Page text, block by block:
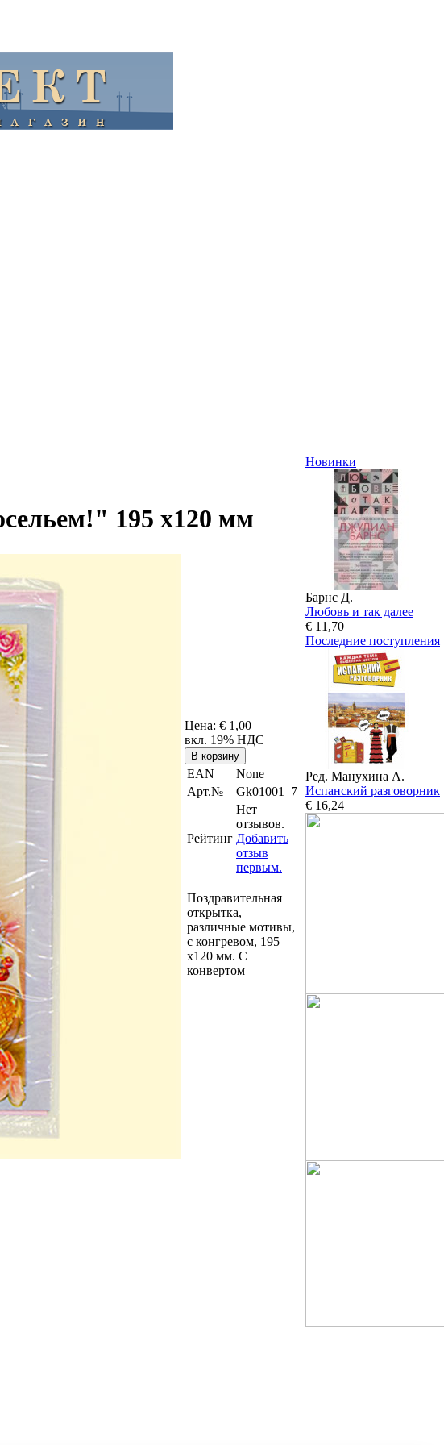
195 х120 мм
Цена: € 1,00
вкл. 19% НДС
EAN
None
Арт.№
Gk01001_7
Рейтинг
Нет
отзывов.
Добавить
отзыв
первым.
Поздравительная
открытка,
различные мотивы,
с конгревом, 195
х120 мм. С
конвертом
Новинки
Барнс Д.
Любовь и так далее
€ 11,70
Последние поступления
Ред. Манухина А.
Испанский разговорник
€ 16,24